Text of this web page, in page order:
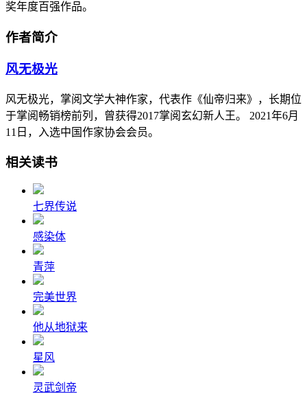
奖年度百强作品。
作者简介
风无极光
风无极光，掌阅文学大神作家，代表作《仙帝归来》，长期位
于掌阅畅销榜前列，曾获得2017掌阅玄幻新人王。 2021年6月
11日，入选中国作家协会会员。
相关读书
七界传说
感染体
青萍
完美世界
他从地狱来
星风
灵武剑帝